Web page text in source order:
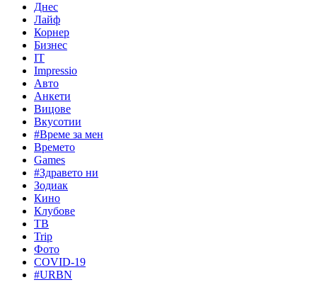
Днес
Лайф
Корнер
Бизнес
IT
Impressio
Авто
Анкети
Вицове
Вкусотии
#Време за мен
Времето
Games
#Здравето ни
Зодиак
Кино
Клубове
ТВ
Trip
Фото
COVID-19
#URBN